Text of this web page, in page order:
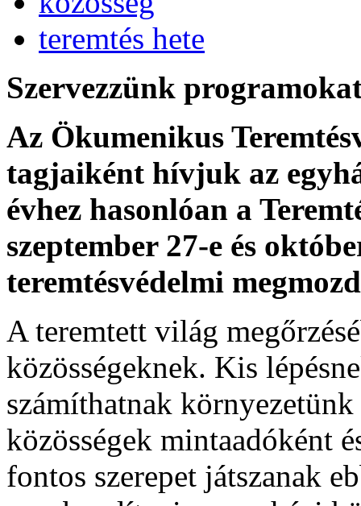
teremtés hete
Szervezzünk
Az Ökumenikus
tagjaiként hívjuk az
évhez hasonlóan a
szeptember 27-e és
teremtésvédelmi
A teremtett világ
közösségeknek. Kis
számíthatnak
közösségek mintaadóként
fontos szerepet játszanak